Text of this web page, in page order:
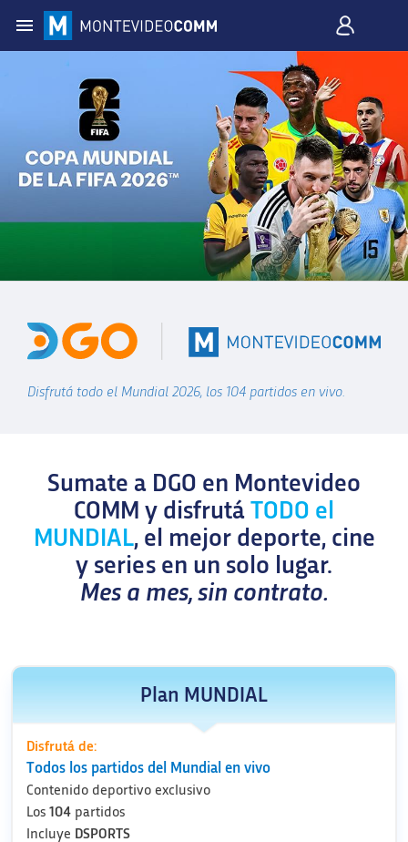
Disfrutá todo el Mundial 2026, los 104 partidos en vivo.
Sumate a DGO en Montevideo
COMM y disfrutá TODO el
MUNDIAL, el mejor deporte, cine
y series en un solo lugar.
Mes a mes, sin contrato.
Plan MUNDIAL
Disfrutá de:
Todos los partidos del Mundial en vivo
Contenido deportivo exclusivo
Los 104 partidos
Incluye DSPORTS